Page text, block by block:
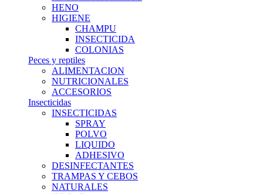
HENO
HIGIENE
CHAMPU
INSECTICIDA
COLONIAS
Peces y reptiles
ALIMENTACION
NUTRICIONALES
ACCESORIOS
Insecticidas
INSECTICIDAS
SPRAY
POLVO
LIQUIDO
ADHESIVO
DESINFECTANTES
TRAMPAS Y CEBOS
NATURALES